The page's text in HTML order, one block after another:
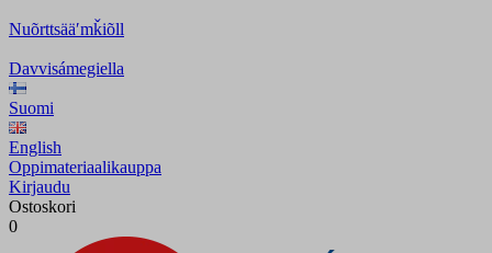
Nuõrttsääʹmǩiõll
Davvisámegiella
Suomi
English
Oppimateriaalikauppa
Kirjaudu
Ostoskori
0